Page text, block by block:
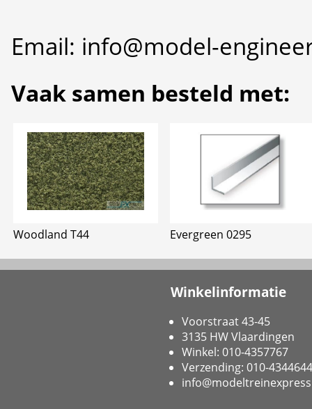
Email: info@model-
Vaak samen besteld met:
Woodland T44 Evergreen 0295
Winkelinformatie
Voorstraat 43-45
3135 HW Vlaardingen
Winkel: 010-4357767
Verzending: 010-4344644